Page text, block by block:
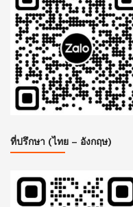
ที่ปรึกษา (ไทย – อังกฤษ)